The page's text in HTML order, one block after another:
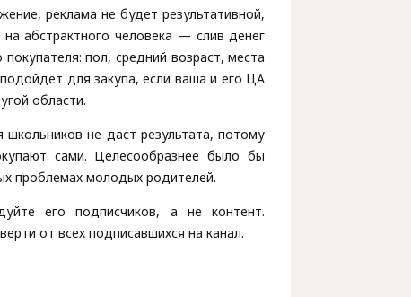
реклама не будет результативной,
абстрактного человека — слив денег
пол, средний возраст, места
для закупа, если ваша и его ЦА
области.
не даст результата, потому
сами. Целесообразнее было бы
проблемах молодых родителей.
его подписчиков, а не контент.
от всех подписавшихся на канал.